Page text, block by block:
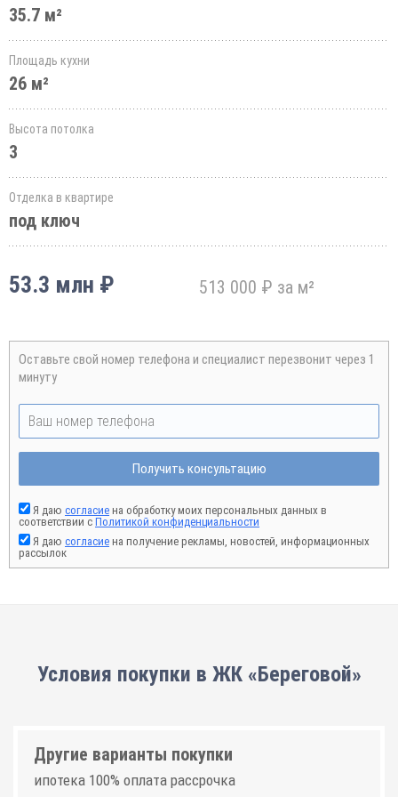
35.7 м²
Площадь кухни
26 м²
Высота потолка
3
Отделка в квартире
под ключ
53.3 млн ₽ 513 000 ₽ за м²
Оставьте свой номер телефона и специалист перезвонит через 1
минуту
Получить консультацию
Я даю согласие на обработку моих персональных данных в
соответствии с Политикой конфиденциальности
Я даю согласие на получение рекламы, новостей, информационных
рассылок
Условия покупки в ЖК «Береговой»
Другие варианты покупки
ипотека 100% оплата рассрочка